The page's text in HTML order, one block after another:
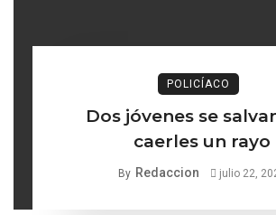
POLICÍACO
Dos jóvenes se
caerles un rayo
By Redaccion julio 22,